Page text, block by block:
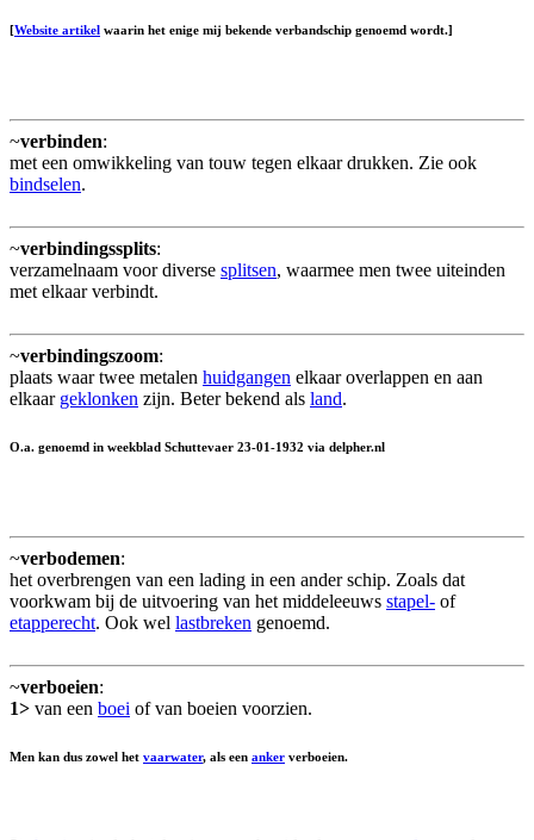
[Website artikel waarin het enige mij bekende verbandschip genoemd wordt.]
~verbinden:
met een omwikkeling van touw tegen elkaar drukken. Zie ook
bindselen.
~verbindingssplits:
verzamelnaam voor diverse splitsen, waarmee men twee uiteinden
met elkaar verbindt.
~verbindingszoom:
plaats waar twee metalen huidgangen elkaar overlappen en aan
elkaar geklonken zijn. Beter bekend als land.
O.a. genoemd in weekblad Schuttevaer 23-01-1932 via delpher.nl
~verbodemen:
het overbrengen van een lading in een ander schip. Zoals dat
voorkwam bij de uitvoering van het middeleeuws stapel- of
etapperecht. Ook wel lastbreken genoemd.
~verboeien:
1> van een boei of van boeien voorzien.
Men kan dus zowel het vaarwater, als een anker verboeien.